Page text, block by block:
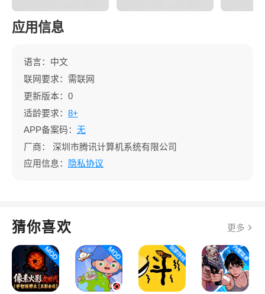
应用信息
语言：中文
联网要求：需联网
更新版本：0
适龄要求： 8+
APP备案码： 无
厂商：
深圳市腾讯计算机系统有限公司
应用信息：
隐私协议
猜你喜欢 更多